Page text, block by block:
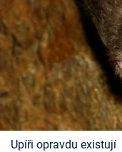
Upíři opravdu existují